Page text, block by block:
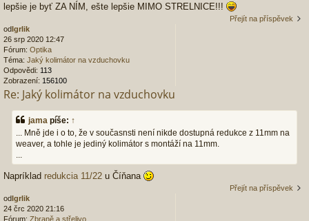
lepšie je byť ZA NÍM, ešte lepšie MIMO STRELNICE!!!
Přejít na příspěvek
odIgrlik
26 srp 2020 12:47
Fórum: Optika
Téma: Jaký kolimátor na vzduchovku
Odpovědi: 113
Zobrazení: 156100
Re: Jaký kolimátor na vzduchovku
jama píše: ↑
... Mně jde i o to, že v současnsti není nikde dostupná redukce z 11mm na
weaver, a tohle je jediný kolimátor s montáží na 11mm.
Napríklad redukcia 11/22 u Číňana
Přejít na příspěvek
odIgrlik
24 črc 2020 21:16
Fórum: Zbraně a střelivo